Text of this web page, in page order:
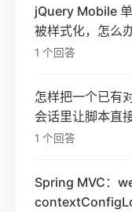
jQuery Mobile
被样式化，怎么
1 个回答
怎样把一个已有
会话里让脚本直
1 个回答
Spring MVC：